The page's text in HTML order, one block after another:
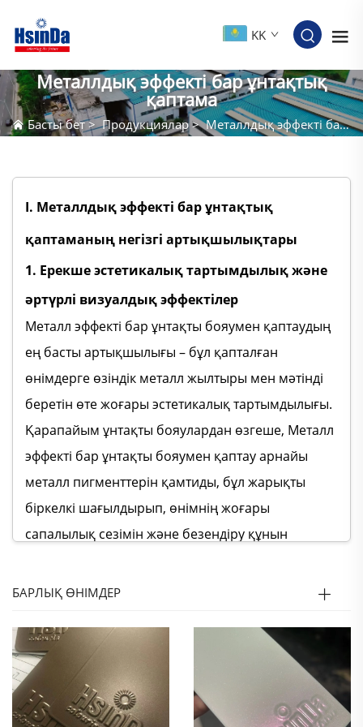
KK
Металлдық эффекті бар ұнтақтық
қаптама
Басты бет>Продукциялар >Металлдық эффекті бар ұнтақтық қаптама
I. Металлдық эффекті бар ұнтақтық
қаптаманың негізгі артықшылықтары
1. Ерекше эстетикалық тартымдылық және
әртүрлі визуалдық эффектілер
Металл эффекті бар ұнтақты бояумен қаптаудың
ең басты артықшылығы – бұл қапталған
өнімдерге өзіндік металл жылтыры мен мәтінді
беретін өте жоғары эстетикалық тартымдылығы.
Қарапайым ұнтақты бояулардан өзгеше, Металл
эффекті бар ұнтақты бояумен қаптау арнайы
металл пигменттерін қамтиды, бұл жарықты
біркелкі шағылдырып, өнімнің жоғары
сапалылық сезімін және безендіру құнын
туғызады. Металл эффекті бар ұнтақты бояумен
қоса алғанда, түрлі түстерді ұсынады және
әртүрлі салалар мен тұтынушылардың әртүрлі
эстетикалық талаптарын қанағаттандыруға
мүмкіндік береді. Ол гладкий заманауи стиль
БАРЛЫҚ ӨНІМДЕР